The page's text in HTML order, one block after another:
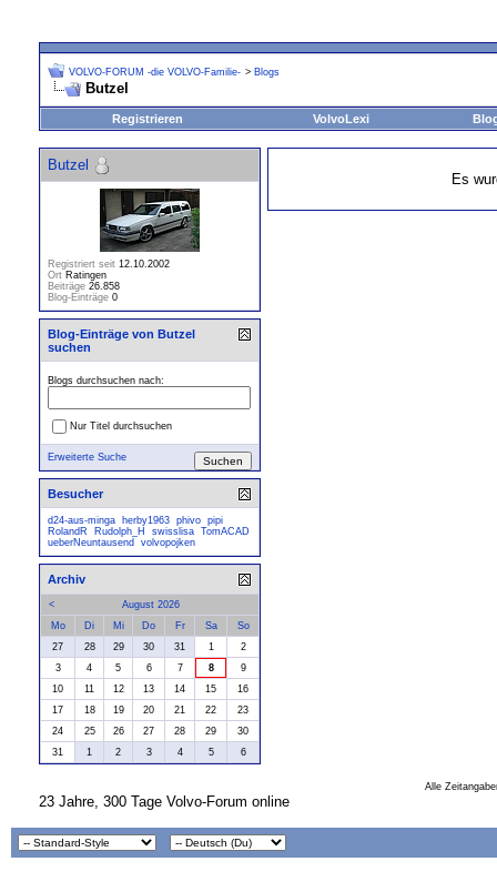
VOLVO-FORUM -die VOLVO-Familie- > Blogs
Butzel
Registrieren VolvoLexi
Es
Butzel
Registriert seit 12.10.2002
Ort Ratingen
Beiträge 26.858
Blog-Einträge 0
Blog-Einträge von Butzel
suchen
Blogs durchsuchen nach:
Nur Titel durchsuchen
Erweiterte Suche
Besucher
d24-aus-minga herby1963 phivo pipi
RolandR
Rudolph_H swisslisa TomACAD
ueberNeuntausend
volvopojken
Archiv
<
August 2026
Mo
Di Mi Do Fr Sa
So
27
28 29 30 31 1
2
3
4 5 6 7 8
9
10
11 12 13 14 15
16
17
18 19 20 21 22
23
24
25 26 27 28 29
30
31
1 2 3 4 5 6
Alle
23 Jahre, 300 Tage Volvo-Forum online